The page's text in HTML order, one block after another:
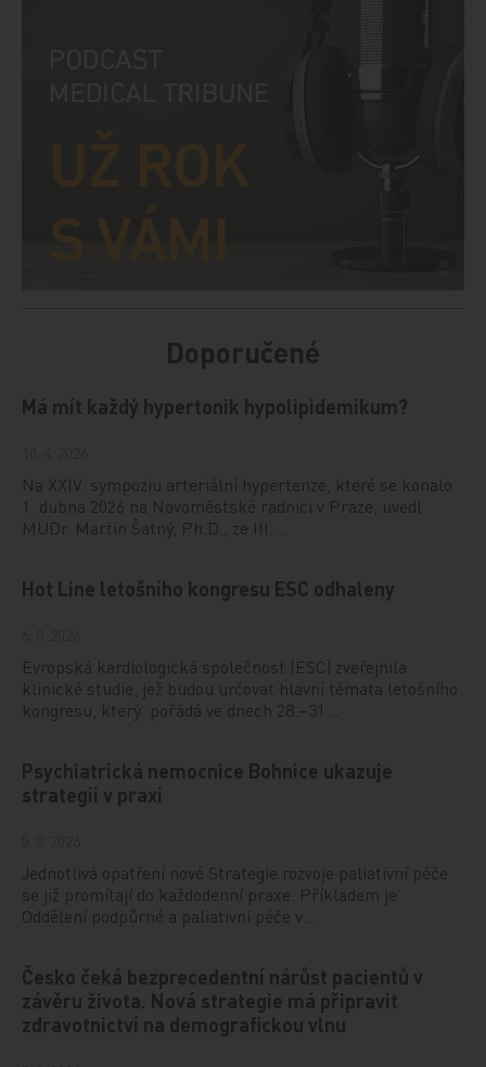
Doporučené
Má mít každý hypertonik hypolipidemikum?
Na XXIV. sympoziu arteriální hypertenze, které se konalo
1. dubna 2026 na Novoměstské radnici v Praze, uvedl
MUDr. Martin Šatný, Ph.D., ze III.…
Hot Line letošního kongresu ESC odhaleny
Evropská kardiologická společnost (ESC) zveřejnila
klinické studie, jež budou určovat hlavní témata letošního
kongresu, který pořádá ve dnech 28.–31…
Psychiatrická nemocnice Bohnice ukazuje
strategii v praxi
Jednotlivá opatření nové Strategie rozvoje paliativní péče
se již promítají do každodenní praxe. Příkladem je
Oddělení podpůrné a paliativní péče v…
Česko čeká bezprecedentní nárůst pacientů v
závěru života. Nová strategie má připravit
zdravotnictví na demografickou vlnu